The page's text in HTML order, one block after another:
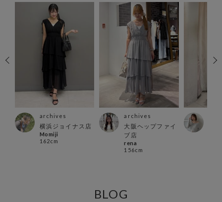
archives
横浜ジョイナス店
Momiji
162cm
archives
大阪ヘップファイ
ブ店
rena
156cm
BLOG